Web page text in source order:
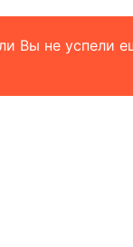
Вы не успели